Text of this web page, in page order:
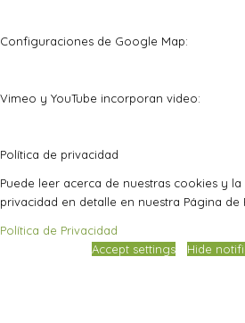
Configuraciones de Google Map:
Vimeo y YouTube incorporan video:
Política de privacidad
Puede leer acerca de nuestras cookies y
privacidad en detalle en nuestra Página de
Política de Privacidad
Accept settings
Hide